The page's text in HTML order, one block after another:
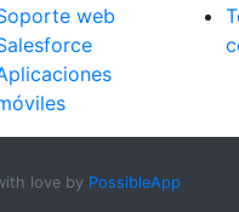
web
love by PossibleApp